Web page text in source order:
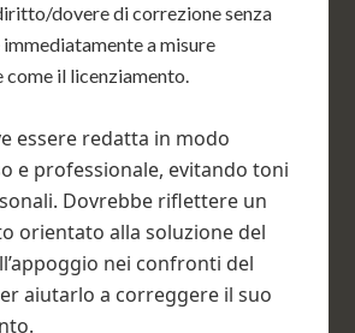
dovere di correzione senza
a misure
come il licenziamento.
essere redatta in modo
e professionale, evitando toni
Dovrebbe riflettere un
orientato alla soluzione del
nei confronti del
aiutarlo a correggere il suo